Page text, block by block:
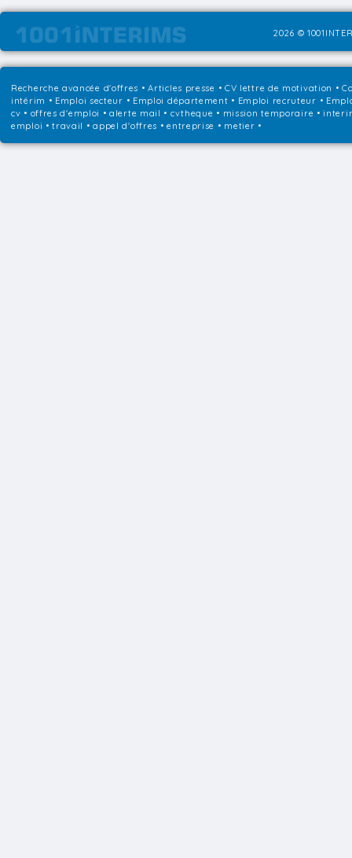
2026 ©
Recherche avancée d'offres •Articles presse • CV lettre de motivation •
intérim • Emploi secteur • Emploi département • Emploi recruteur •
cv • offres d'emploi • alerte mail • cvtheque • mission temporaire •
emploi • travail • appel d'offres • entreprise • metier •